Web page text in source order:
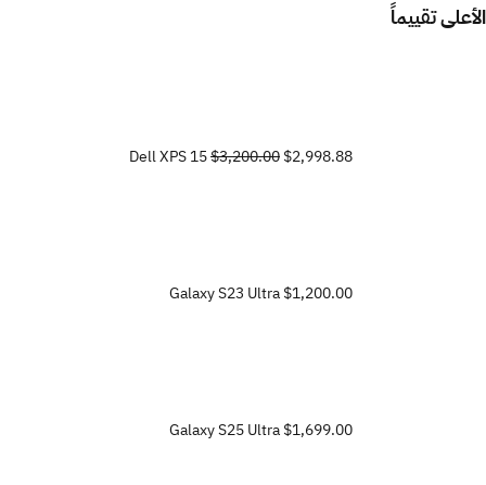
الأعلى تقييماً
Dell XPS 15$3,200.00$2,998.88
Galaxy S23 Ultra$1,200.00
Galaxy S25 Ultra$1,699.00